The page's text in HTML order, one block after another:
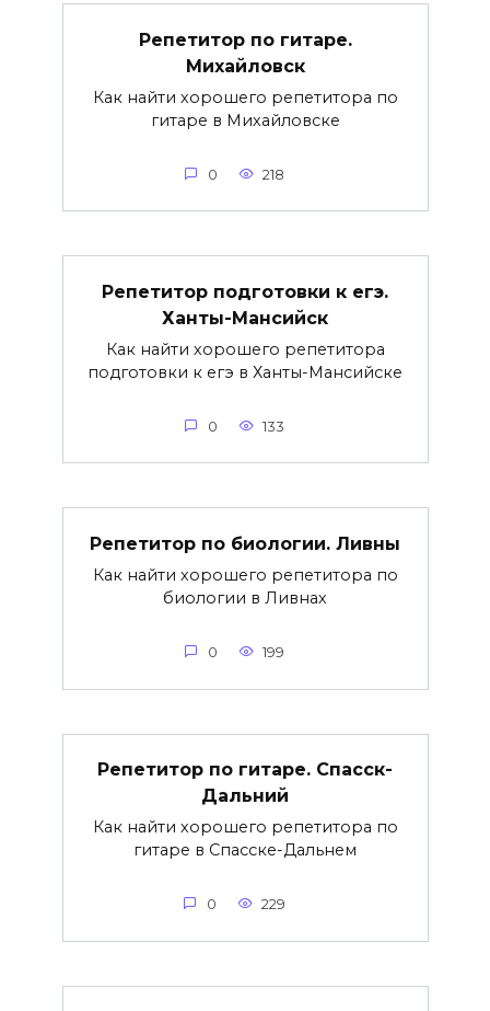
Репетитор по гитаре.
Михайловск
Как найти хорошего репетитора по
гитаре в Михайловске
0 218
Репетитор подготовки к егэ.
Ханты-Мансийск
Как найти хорошего репетитора
подготовки к егэ в Ханты-Мансийске
0 133
Репетитор по биологии. Ливны
Как найти хорошего репетитора по
биологии в Ливнах
0 199
Репетитор по гитаре. Спасск-
Дальний
Как найти хорошего репетитора по
гитаре в Спасске-Дальнем
0 229